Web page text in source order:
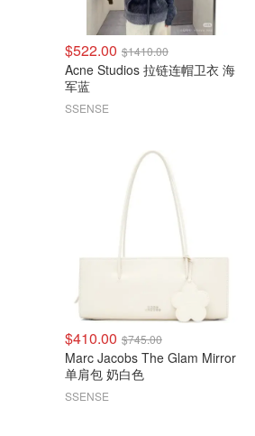
$522.00 $1410.00
Acne Studios 拉链连帽卫衣 海
军蓝
SSENSE
$410.00 $745.00
Marc Jacobs The Glam Mirror
单肩包 奶白色
SSENSE